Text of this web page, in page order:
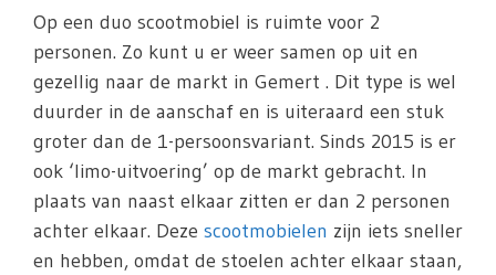
Op een duo scootmobiel is ruimte voor 2
personen. Zo kunt u er weer samen op uit en
gezellig naar de markt in Gemert . Dit type is wel
duurder in de aanschaf en is uiteraard een stuk
groter dan de 1-persoonsvariant. Sinds 2015 is er
ook ‘limo-uitvoering’ op de markt gebracht. In
plaats van naast elkaar zitten er dan 2 personen
achter elkaar. Deze scootmobielen zijn iets sneller
en hebben, omdat de stoelen achter elkaar staan,